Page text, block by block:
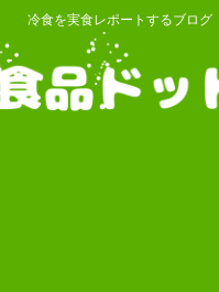
冷食を実食レポートするブログ